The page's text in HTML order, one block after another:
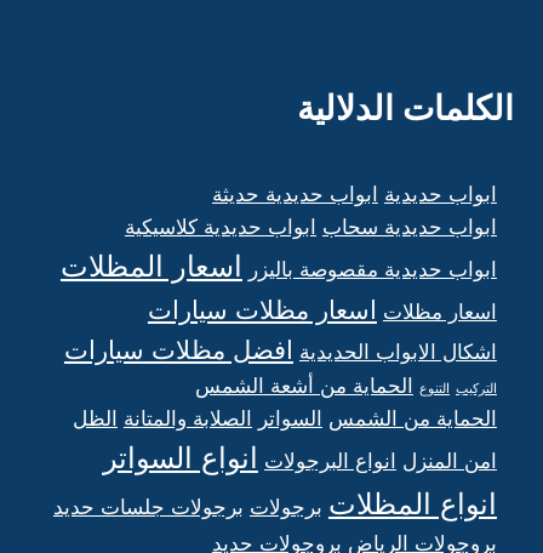
الكلمات الدلالية
ابواب حديدية ابواب حديدية حديثة
ابواب حديدية سحاب ابواب حديدية كلاسيكية
ابواب حديدية مقصوصة باليزر اسعار المظلات
اسعار مظلات اسعار مظلات سيارات
اشكال الابواب الحديدية افضل مظلات سيارات
التركيب التنوع الحماية من أشعة الشمس
الحماية من الشمس السواتر الصلابة والمتانة الظل
امن المنزل انواع البرجولات انواع السواتر
انواع المظلات برجولات برجولات جلسات حديد
بروجولات الرياض بروجولات حديد